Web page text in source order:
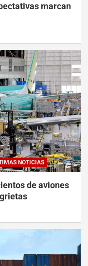
marcan
NOTICIAS
de aviones